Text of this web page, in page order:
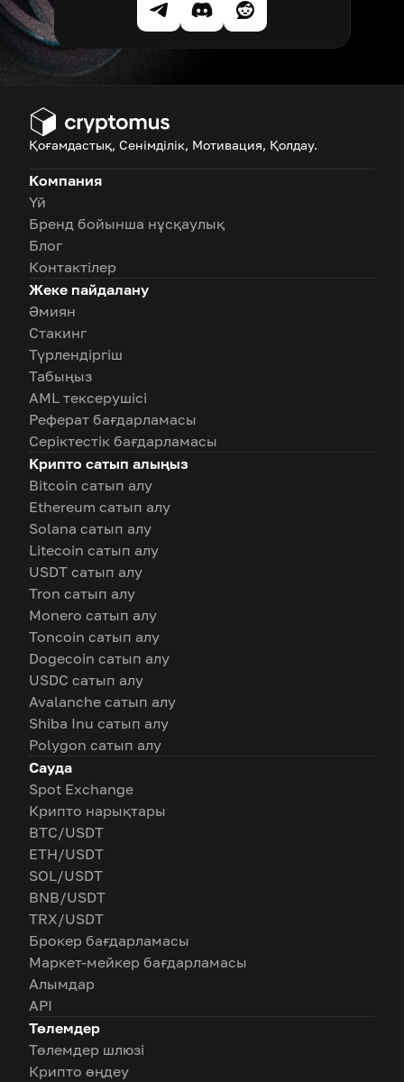
Қоғамдастық, Сенімділік, Мотивация, Қолдау.
Компания
Үй
Бренд бойынша нұсқаулық
Блог
Контактілер
Жеке пайдалану
Әмиян
Стакинг
Түрлендіргіш
Табыңыз
AML тексерушісі
Реферат бағдарламасы
Серіктестік бағдарламасы
Крипто сатып алыңыз
Bitcoin сатып алу
Ethereum сатып алу
Solana сатып алу
Litecoin сатып алу
USDT сатып алу
Tron сатып алу
Monero сатып алу
Toncoin сатып алу
Dogecoin сатып алу
USDC сатып алу
Avalanche сатып алу
Shiba Inu сатып алу
Polygon сатып алу
Сауда
Spot Exchange
Крипто нарықтары
BTC/USDT
ETH/USDT
SOL/USDT
BNB/USDT
TRX/USDT
Брокер бағдарламасы
Маркет-мейкер бағдарламасы
Алымдар
API
Төлемдер
Төлемдер шлюзі
Крипто өңдеу